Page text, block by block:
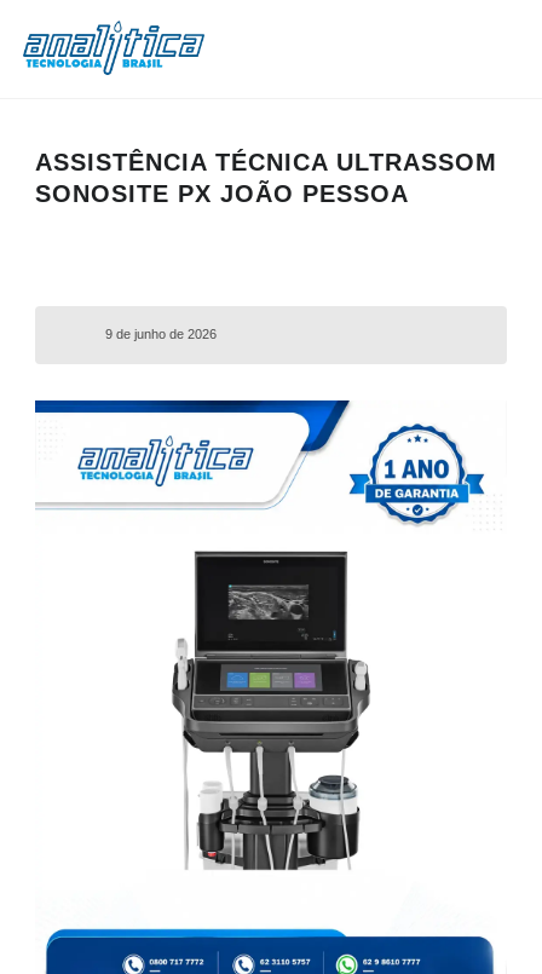
ASSISTÊNCIA TÉCNICA ULTRASSOM
SONOSITE PX JOÃO PESSOA
9 de junho de 2026